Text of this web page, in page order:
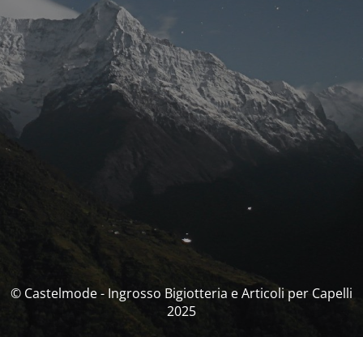
© Castelmode - Ingrosso Bigiotteria e Articoli per Capelli
2025